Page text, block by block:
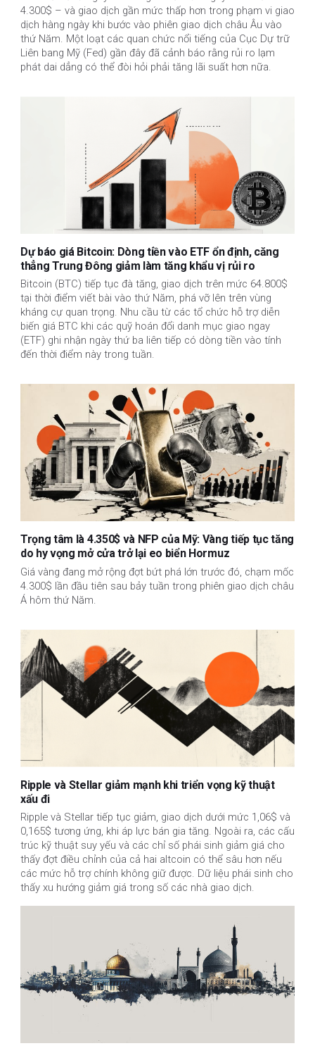
4.300$ – và giao dịch gần mức thấp hơn trong phạm vi giao
dịch hàng ngày khi bước vào phiên giao dịch châu Âu vào
thứ Năm. Một loạt các quan chức nổi tiếng của Cục Dự trữ
Liên bang Mỹ (Fed) gần đây đã cảnh báo rằng rủi ro lạm
phát dai dẳng có thể đòi hỏi phải tăng lãi suất hơn nữa.
Dự báo giá Bitcoin: Dòng tiền vào ETF ổn định, căng
thẳng Trung Đông giảm làm tăng khẩu vị rủi ro
Bitcoin (BTC) tiếp tục đà tăng, giao dịch trên mức 64.800$
tại thời điểm viết bài vào thứ Năm, phá vỡ lên trên vùng
kháng cự quan trọng. Nhu cầu từ các tổ chức hỗ trợ diễn
biến giá BTC khi các quỹ hoán đổi danh mục giao ngay
(ETF) ghi nhận ngày thứ ba liên tiếp có dòng tiền vào tính
đến thời điểm này trong tuần.
Trọng tâm là 4.350$ và NFP của Mỹ: Vàng tiếp tục tăng
do hy vọng mở cửa trở lại eo biển Hormuz
Giá vàng đang mở rộng đợt bứt phá lớn trước đó, chạm mốc
4.300$ lần đầu tiên sau bảy tuần trong phiên giao dịch châu
Á hôm thứ Năm.
Ripple và Stellar giảm mạnh khi triển vọng kỹ thuật
xấu đi
Ripple và Stellar tiếp tục giảm, giao dịch dưới mức 1,06$ và
0,165$ tương ứng, khi áp lực bán gia tăng. Ngoài ra, các cấu
trúc kỹ thuật suy yếu và các chỉ số phái sinh giảm giá cho
thấy đợt điều chỉnh của cả hai altcoin có thể sâu hơn nếu
các mức hỗ trợ chính không giữ được. Dữ liệu phái sinh cho
thấy xu hướng giảm giá trong số các nhà giao dịch.